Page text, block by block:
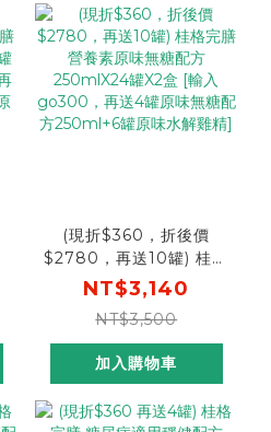
(現折$360，折後價
$2780，再送10罐) 桂格
完膳 營養素原味無糖配方
250mlX24罐X2盒 [輸入
go300，再送4罐原味無
糖配方250ml+6罐原味
水解雞精]
NT$3,140
NT$3,500
加入購物車